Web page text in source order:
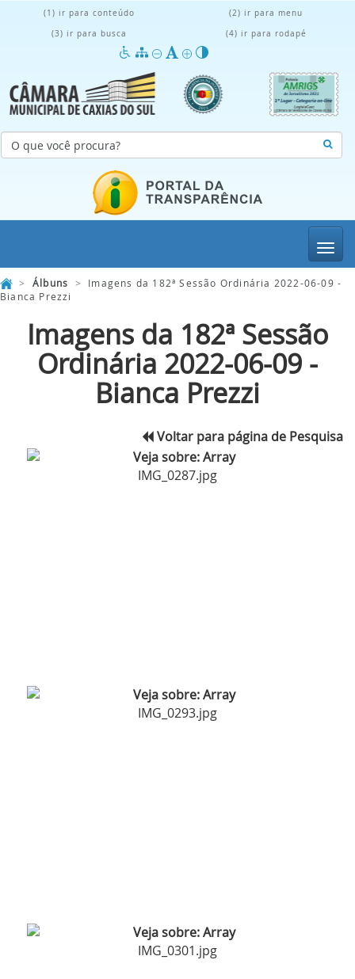
(1) ir para conteúdo
(2) ir para menu
(3) ir para busca
(4) ir para rodapé
> Álbuns > Imagens da 182ª Sessão Ordinária 2022-06-09 -
Bianca Prezzi
Imagens da 182ª Sessão
Ordinária 2022-06-09 -
Bianca Prezzi
Voltar para página de Pesquisa
IMG_0287.jpg
IMG_0293.jpg
IMG_0301.jpg